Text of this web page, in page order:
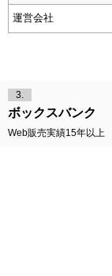
運営会社
3.
ボックスバンク
Web販売実績15年以上